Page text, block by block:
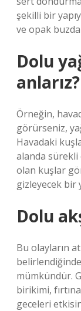
şekilli bir
ve opak
Dolu
anlarız?
Örneğin,
görürseniz,
Havadaki
alanda sürekli
olan kuşlar
gizleyecek bir
Dolu
Bu olayların
mümkündür.
birikimi,
geceleri